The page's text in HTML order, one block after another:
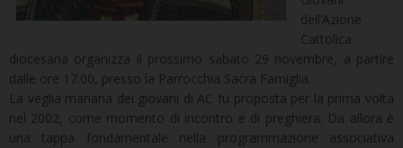
dell’Azione
Cattolica
diocesana organizza il prossimo sabato 29 novembre, a partire
dalle ore 17.00, presso la Parrocchia Sacra Famiglia.
La veglia mariana dei giovani di AC fu proposta per la prima volta
nel 2002, come momento di incontro e di preghiera. Da allora è
una tappa fondamentale nella programmazione associativa